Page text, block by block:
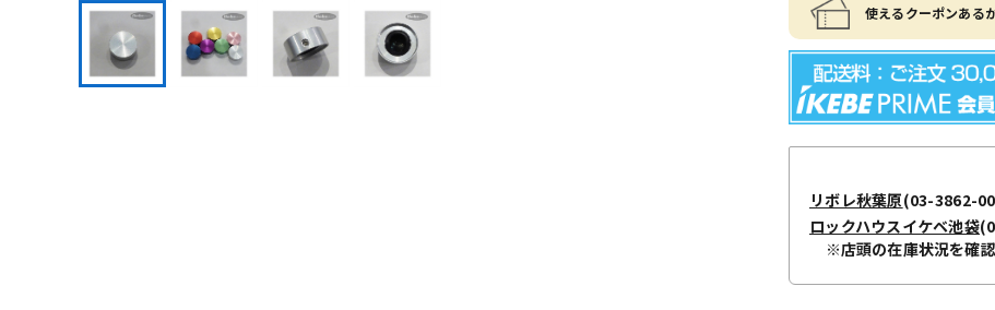
使えるクーポンある
リボレ秋葉原(03-3862-
ロックハウスイケベ池袋
※店頭の在庫状況を確